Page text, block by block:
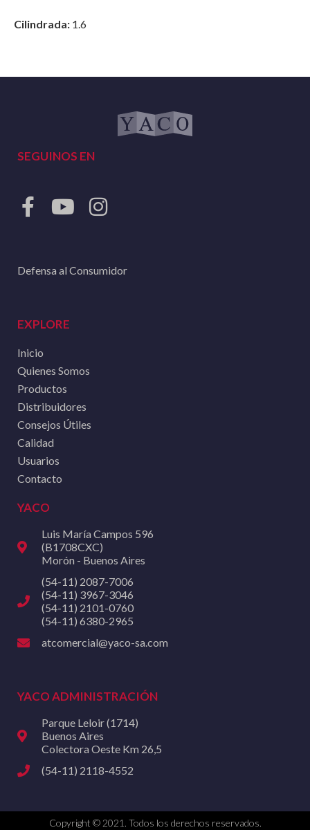
Cilindrada: 1.6
SEGUINOS EN
Defensa al Consumidor
EXPLORE
Inicio
Quienes Somos
Productos
Distribuidores
Consejos Útiles
Calidad
Usuarios
Contacto
YACO
Luis María Campos 596
(B1708CXC)
Morón - Buenos Aires
(54-11) 2087-7006
(54-11) 3967-3046
(54-11) 2101-0760
(54-11) 6380-2965
atcomercial@yaco-sa.com
YACO ADMINISTRACIÓN
Parque Leloir (1714)
Buenos Aires
Colectora Oeste Km 26,5
(54-11) 2118-4552
Copyright © 2021. Todos los derechos reservados.